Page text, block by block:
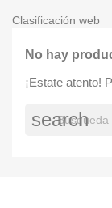
Clasificación web
No hay
¡Estate atento!
search